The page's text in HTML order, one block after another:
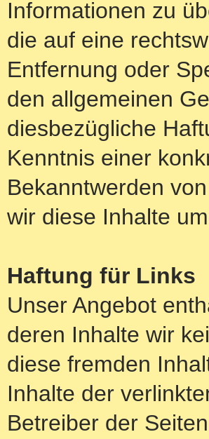
Informationen zu
die auf eine
Entfernung oder
den allgemeinen
diesbezügliche
Kenntnis einer
Bekanntwerden
wir diese Inhalte
Haftung für Links
Unser Angebot
deren Inhalte wir
diese fremden
Inhalte der
Betreiber der